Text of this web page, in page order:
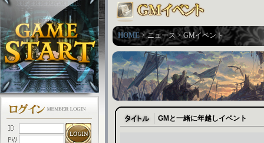
HOME> ニュース > GMイベント
GMと一緒に年越しイベント